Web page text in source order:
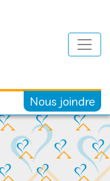
Nous joindre